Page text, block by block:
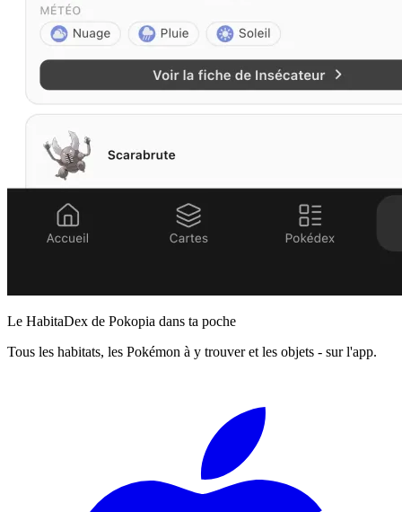
Le HabitaDex de Pokopia dans ta poche
Tous les habitats, les Pokémon à y trouver et les objets - sur l'app.